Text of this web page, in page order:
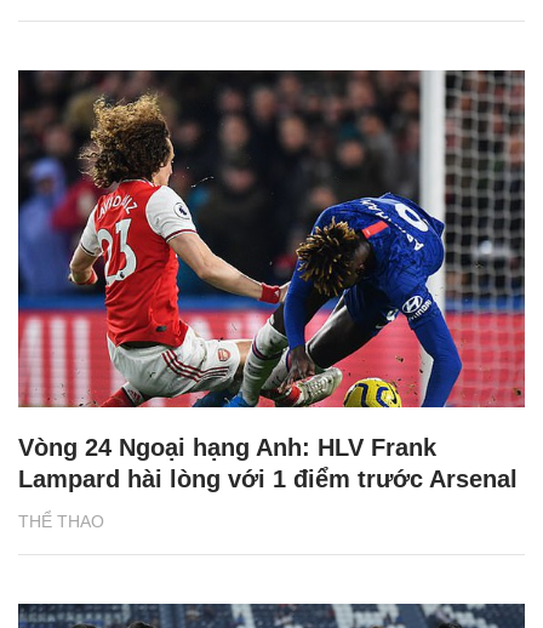
THỂ THAO
Vòng 24 Ngoại hạng Anh: HLV Frank
Lampard hài lòng với 1 điểm trước Arsenal